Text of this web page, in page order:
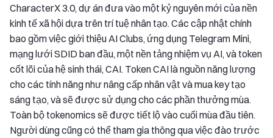
CharacterX 3.0, dự án đưa vào một kỷ nguyên mới của nền
kinh tế xã hội dựa trên trí tuệ nhân tạo. Các cập nhật chính
bao gồm việc giới thiệu AI Clubs, ứng dụng Telegram Mini,
mạng lưới SDID ban đầu, một nền tảng nhiệm vụ AI, và token
cốt lõi của hệ sinh thái, CAI. Token CAI là nguồn năng lượng
cho các tính năng như nâng cấp nhân vật và mua key tạo
sáng tạo, và sẽ được sử dụng cho các phần thưởng mùa.
Toàn bộ tokenomics sẽ được tiết lộ vào cuối mùa đầu tiên.
Người dùng cũng có thể tham gia thông qua việc đào trước